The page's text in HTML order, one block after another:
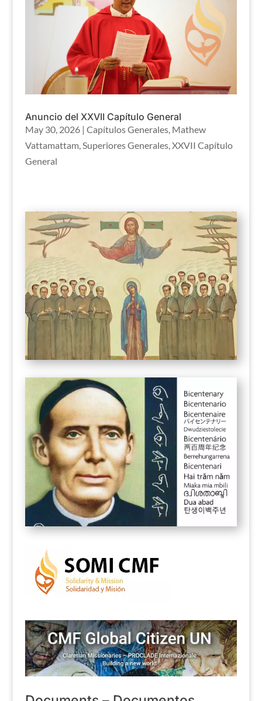
Anuncio del XXVII Capítulo General
May 30, 2026| Capítulos Generales, Mathew
Vattamattam,Superiores Generales,XXVII Capítulo
General